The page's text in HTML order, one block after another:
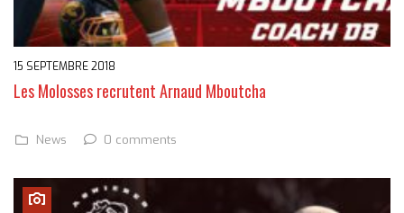
15 SEPTEMBRE 2018
Les Molosses recrutent Arnaud Mboutcha
News 0 comments